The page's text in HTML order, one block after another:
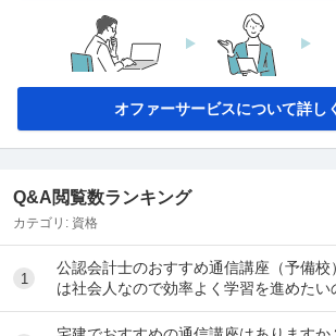
オファーサービスについて詳し
Q&A閲覧数ランキング
カテゴリ: 資格
1
公認会計士のおすすめ通信講座（予備校
は社会人なので効率よく学習を進めたい
てはクレアール、LEC、CPA会計学院、